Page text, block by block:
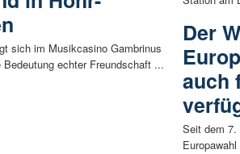
sich im Musikcasino Gambrinus
Bedeutung echter Freundschaft ...
Der
auch
Seit dem 7.